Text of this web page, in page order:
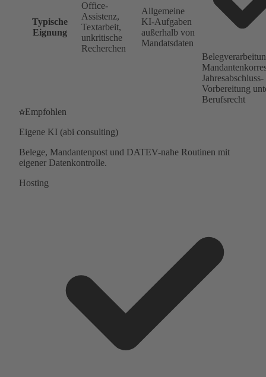
Typische
Eignung
Office-
Assistenz,
Textarbeit,
unkritische
Recherchen
Allgemeine
KI-Aufgaben
außerhalb von
Mandatsdaten
Jahresabschluss-
Vorbereitung
Berufsrecht
Empfohlen
Eigene KI (abi consulting)
Belege, Mandantenpost und DATEV-nahe Routinen mit
eigener Datenkontrolle.
Hosting